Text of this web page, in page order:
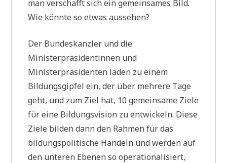
man verschafft sich ein gemeinsames Bild.
Wie könnte so etwas aussehen?
Der Bundeskanzler und die
Ministerpräsidentinnen und
Ministerpräsidenten laden zu einem
Bildungsgipfel ein, der über mehrere Tage
geht, und zum Ziel hat, 10 gemeinsame Ziele
für eine Bildungsvision zu entwickeln. Diese
Ziele bilden dann den Rahmen für das
bildungspolitische Handeln und werden auf
den unteren Ebenen so operationalisiert,